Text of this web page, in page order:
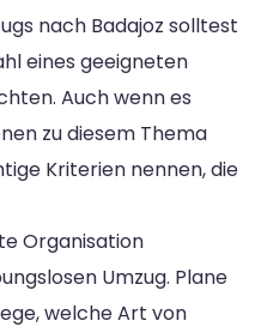
nach Badajoz solltest
eines geeigneten
Auch wenn es
zu diesem Thema
Kriterien nennen, die
Organisation
Umzug. Plane
welche Art von